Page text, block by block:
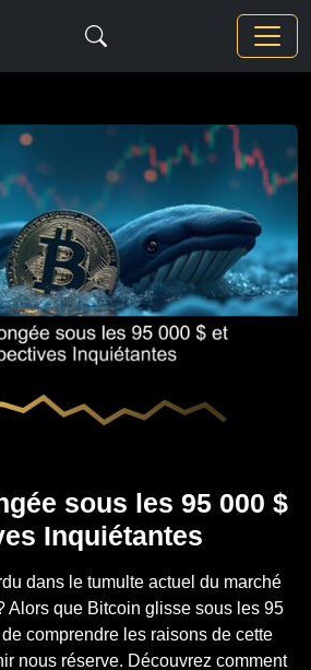
sous les 95 000 $
Inquiétantes
dans le tumulte actuel du marché
Alors que Bitcoin glisse sous les 95
comprendre les raisons de cette
nous réserve. Découvrez comment